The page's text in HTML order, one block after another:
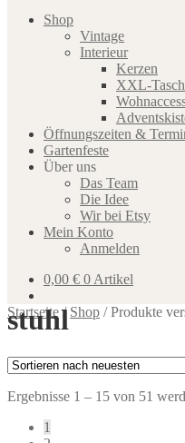
Shop
Vintage
Interieur
Kerzen
XXL-
Öffnungszeiten &
Gartenfeste
Über uns
Das Team
Die Idee
Wir bei Etsy
Mein Konto
Anmelden
0,00 € 0 Artikel
Startseite/ Shop /Produkte
stuhl
Ergebnisse 1 – 15 von 51
1